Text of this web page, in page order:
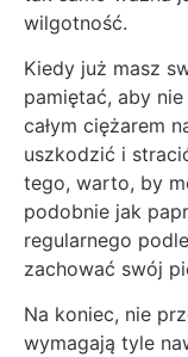
wilgotność.
Kiedy już masz
pamiętać, aby
całym ciężarem
uszkodzić i
tego, warto, by
podobnie jak
regularnego
zachować swój
Na koniec, nie
wymagają tyle